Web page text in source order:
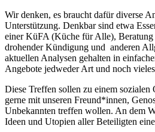
Wir denken, es braucht dafür diverse
Unterstützung. Denkbar sind etwa
einer KüFA (Küche für Alle),
drohender Kündigung und anderen
aktuellen Analysen gehalten in
Angebote jedweder Art und noch
Diese Treffen sollen zu einem
gerne mit unseren Freund*innen,
Unbekannten treffen wollen. An dem
Ideen und Utopien aller Beteiligten